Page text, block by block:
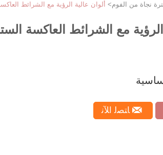
نجاة من الفوم> ألوان عالية الرؤية مع الشرائط
الرؤية مع الشرائط العاكسة
ﺎﺘﺼﻟ ﺍﻶﻧ